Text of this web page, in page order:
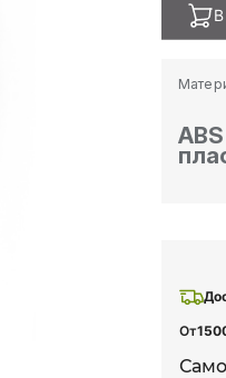
ABS
От